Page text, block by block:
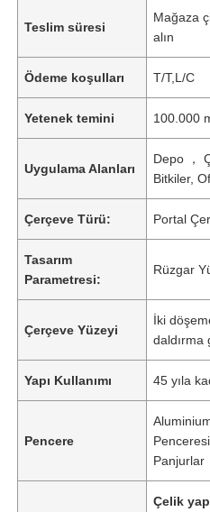
Teslim süresi
Mağaza
alın
Ödeme koşulları T/T,L/C
Yetenek temini 100.000
Uygulama Alanları
Depo ，
Bitkiler,
Çerçeve Türü: Portal
Tasarım
Parametresi:
Rüzgar
Çerçeve Yüzeyi
İki
daldırma
Yapı Kullanımı 45 yıla
Pencere
Panjurlar
Çelik